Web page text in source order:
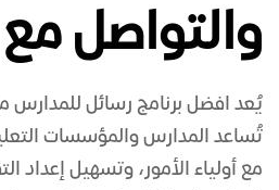
والتواصل مع
يُعد افضل برنامج رسائل للمدارس
تُساعد المدارس والمؤسسات
مع أولياء الأمور، وتسهيل إعداد